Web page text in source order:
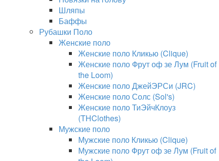
Шляпы
Баффы
Рубашки Поло
Женские поло
Женские поло Кликью (Clique)
Женские поло Фрут оф зе Лум (Fruit of
the Loom)
Женские поло ДжейЭРСи (JRC)
Женские поло Солс (Sol's)
Женские поло ТиЭйчКлоуз
(THClothes)
Мужские поло
Мужские поло Кликью (Clique)
Мужские поло Фрут оф зе Лум (Fruit of